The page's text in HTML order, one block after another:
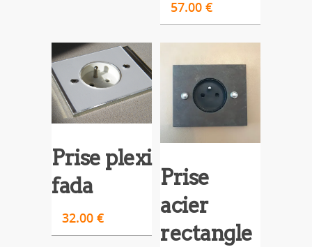
57.00 €
Prise plexi
fada
32.00 €
Prise
acier
rectangle